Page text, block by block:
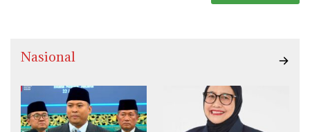
Nasional